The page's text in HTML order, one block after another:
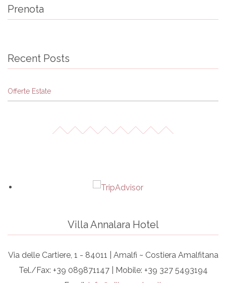
Prenota
Recent Posts
Offerte Estate
Villa Annalara Hotel
Via delle Cartiere, 1 - 84011 | Amalfi ~ Costiera Amalfitana
Tel./Fax: +39 089871147 | Mobile: +39 327 5493194